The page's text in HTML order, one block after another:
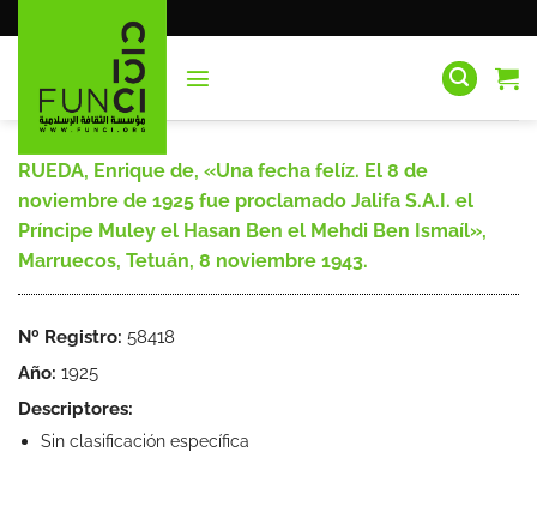
al
RUEDA, Enrique de, «Una fecha felíz. El 8 de
noviembre de 1925 fue proclamado Jalifa S.A.I. el
Príncipe Muley el Hasan Ben el Mehdi Ben Ismaíl»,
Marruecos, Tetuán, 8 noviembre 1943.
Nº Registro: 58418
Año: 1925
Descriptores:
Sin clasificación específica